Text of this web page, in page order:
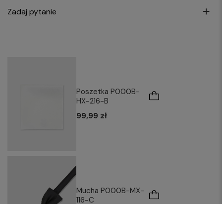
Zadaj pytanie
Poszetka P000B-
HX-216-B
99,99 zł
Mucha P000B-MX-
116-C